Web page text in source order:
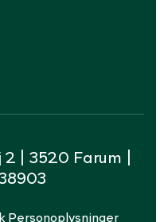
2 | 3520 Farum |
Personoplysninger